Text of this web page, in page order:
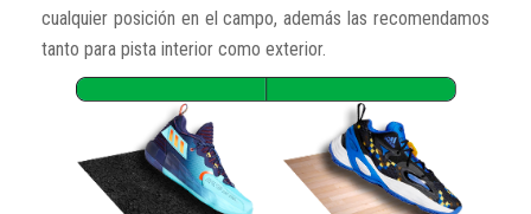
cualquier posición en el campo, además las recomendamos
tanto para pista interior como exterior.